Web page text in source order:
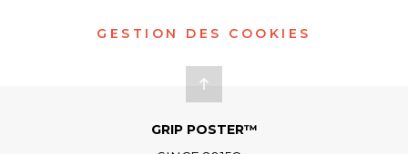
GESTION DES COOKIES
GRIP POSTER™